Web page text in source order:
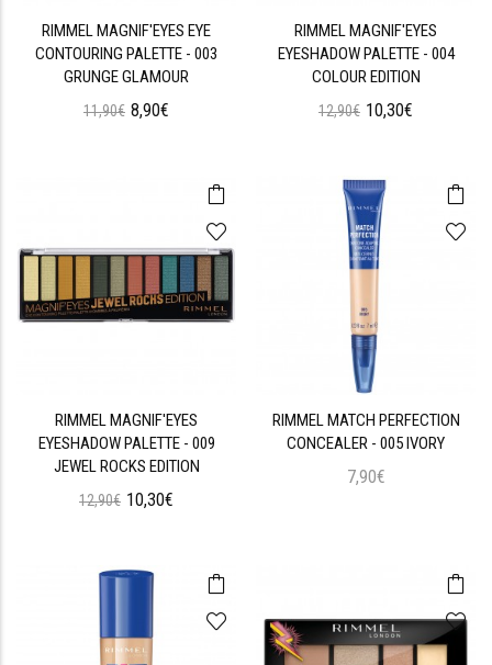
RIMMEL MAGNIF'EYES EYE
CONTOURING PALETTE - 003
GRUNGE GLAMOUR
11,90€ 8,90€
RIMMEL MAGNIF'EYES
EYESHADOW PALETTE - 004
COLOUR EDITION
12,90€ 10,30€
RIMMEL MAGNIF'EYES
EYESHADOW PALETTE - 009
JEWEL ROCKS EDITION
12,90€ 10,30€
RIMMEL MATCH PERFECTION
CONCEALER - 005 IVORY
7,90€